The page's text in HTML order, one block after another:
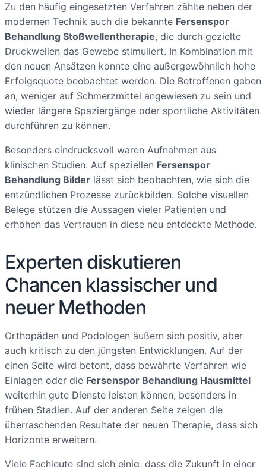
Zu den häufig eingesetzten Verfahren zählte neben der
modernen Technik auch die bekannte Fersenspor
Behandlung Stoßwellentherapie, die durch gezielte
Druckwellen das Gewebe stimuliert. In Kombination mit
den neuen Ansätzen konnte eine außergewöhnlich hohe
Erfolgsquote beobachtet werden. Die Betroffenen gaben
an, weniger auf Schmerzmittel angewiesen zu sein und
wieder längere Spaziergänge oder sportliche Aktivitäten
durchführen zu können.
Besonders eindrucksvoll waren Aufnahmen aus
klinischen Studien. Auf speziellen Fersenspor
Behandlung Bilder lässt sich beobachten, wie sich die
entzündlichen Prozesse zurückbilden. Solche visuellen
Belege stützen die Aussagen vieler Patienten und
erhöhen das Vertrauen in diese neu entdeckte Methode.
Experten diskutieren
Chancen klassischer und
neuer Methoden
Orthopäden und Podologen äußern sich positiv, aber
auch kritisch zu den jüngsten Entwicklungen. Auf der
einen Seite wird betont, dass bewährte Verfahren wie
Einlagen oder die Fersenspor Behandlung Hausmittel
weiterhin gute Dienste leisten können, besonders in
frühen Stadien. Auf der anderen Seite zeigen die
überraschenden Resultate der neuen Therapie, dass sich
Horizonte erweitern.
Viele Fachleute sind sich einig, dass die Zukunft in einer